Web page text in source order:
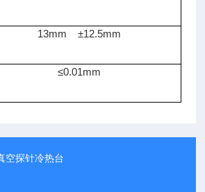
13mm ±12.5mm
≤0.01mm
空探针冷热台